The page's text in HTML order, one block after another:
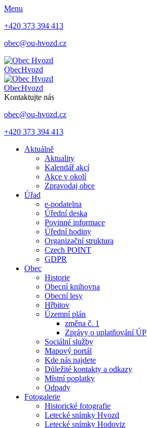
Menu
+420 373 394 413
obec@ou-hvozd.cz
ObecHvozd
ObecHvozd
Kontaktujte nás
obec@ou-hvozd.cz
+420 373 394 413
Aktuálně
Aktuality
Kalendář akcí
Akce v okolí
Zpravodaj obce
Úřad
e-podatelna
Úřední deska
Povinné informace
Úřední hodiny
Organizační struktura
Czech POINT
GDPR
Obec
Historie
Obecní knihovna
Obecní lesy
Hřbitov
Územní plán
změna č. 1
Zprávy o uplatňování ÚP
Sociální služby
Mapový portál
Kde nás najdete
Důležité kontakty a odkazy
Místní poplatky
Odpady
Fotogalerie
Historické fotografie
Letecké snímky Hvozd
Letecké snímky Hodoviz